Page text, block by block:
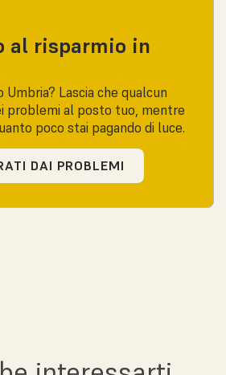
al risparmio in
Umbria? Lascia che qualcun
problemi al posto tuo, mentre
poco stai pagando di luce.
DAI PROBLEMI